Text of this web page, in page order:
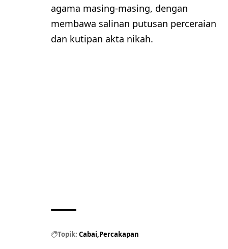
agama masing-masing, dengan
membawa salinan putusan perceraian
dan kutipan akta nikah.
Topik: Cabai Percakapan